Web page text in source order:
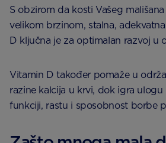
S obzirom da kosti Vašeg
velikom brzinom, stalna,
D ključna je za optimalan razvoj u
Vitamin D također pomaže u
razine kalcija u krvi, dok igra
funkciji, rastu i sposobnost borbe